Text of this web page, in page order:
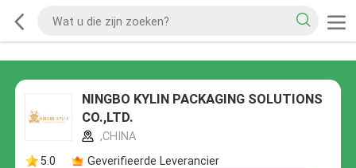
NINGBO KYLIN PACKAGING SOLUTIONS
CO.,LTD.
,CHINA
5.0
Geverifieerde Leverancier